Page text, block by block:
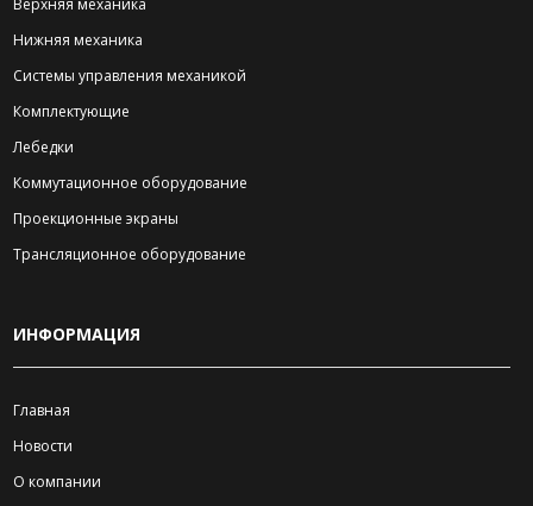
Верхняя механика
Нижняя механика
Системы управления механикой
Комплектующие
Лебедки
Коммутационное оборудование
Проекционные экраны
Трансляционное оборудование
ИНФОРМАЦИЯ
Главная
Новости
О компании